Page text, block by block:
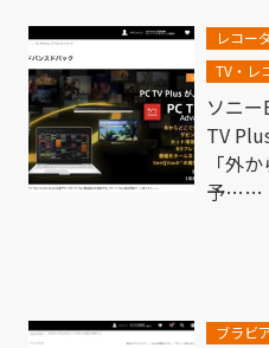
レコー
TV・レ
ソニ
TV
「外
予……
ブラビ